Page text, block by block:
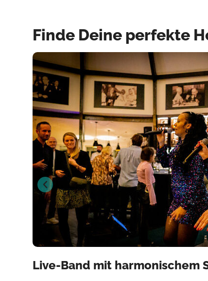
Finde Deine perfekte
Live-Band mit harmonischem